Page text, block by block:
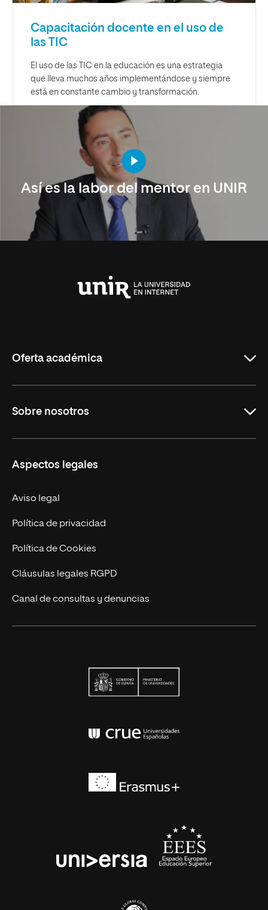
Capacitación docente en el uso de
las TIC
El uso de las TIC en la educación es una estrategia
que lleva muchos años implementándose y siempre
está en constante cambio y transformación.
Así es la labor del mentor en UNIR
Oferta académica
Maestrías
Sobre nosotros
Trabaja en UNIR
Actualidad
Contacto
Aspectos legales
Aviso legal
Política de privacidad
Política de Cookies
Cláusulas legales RGPD
Canal de consultas y denuncias
Conferencia de
universia